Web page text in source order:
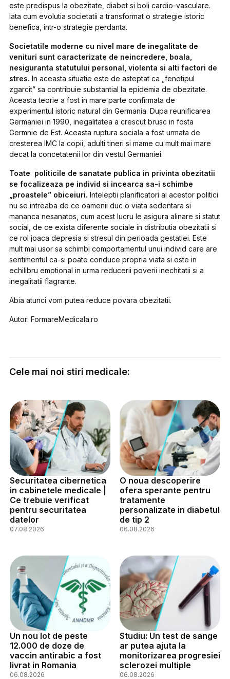
este predispus la obezitate, diabet si boli cardio-vasculare.
Iata cum evolutia societatii a transformat o strategie istoric
benefica, intr-o strategie perdanta.
Societatile moderne cu nivel mare de inegalitate de
venituri sunt caracterizate de neincredere, boala,
nesiguranta statutului personal, violenta si alti factori de
stres. In aceasta situatie este de asteptat ca „fenotipul
zgarcit” sa contribuie substantial la epidemia de obezitate.
Aceasta teorie a fost in mare parte confirmata de
experimentul istoric natural din Germania. Dupa reunificarea
Germaniei in 1990, inegalitatea a crescut brusc in fosta
Germnie de Est. Aceasta ruptura sociala a fost urmata de
cresterea IMC la copii, adulti tineri si mame cu mult mai mare
decat la concetatenii lor din vestul Germaniei.
Toate politicile de sanatate publica in privinta obezitatii
se focalizeaza pe individ si incearca sa-i schimbe
„proastele” obiceiuri. Inteleptii planificatori ai acestor politici
nu se intreabade ceoamenii duc o viata sedentara si
mananca nesanatos,cumacest lucru le asigura alinare si statut
social,de ceexista diferente sociale in distributia obezitatii si
cerol joaca depresia si stresul din perioada gestatiei. Este
mult mai usor sa schimbi comportamentul unui individ care are
sentimentul ca-si poate conduce propria viata si este in
echilibru emotional in urma reducerii poverii inechitatii si a
inegalitatii flagrante.
Abia atunci vom putea reduce povara obezitatii.
Autor: FormareMedicala.ro
Cele mai noi stiri medicale:
Securitatea cibernetica
in cabinetele medicale |
Ce trebuie verificat
pentru securitatea
datelor
07.08.2026
O noua descoperire
ofera sperante pentru
tratamente
personalizate in diabetul
de tip 2
06.08.2026
Un nou lot de peste
12.000 de doze de
vaccin antirabic a fost
livrat in Romania
06.08.2026
Studiu: Un test de sange
ar putea ajuta la
monitorizarea progresiei
sclerozei multiple
06.08.2026